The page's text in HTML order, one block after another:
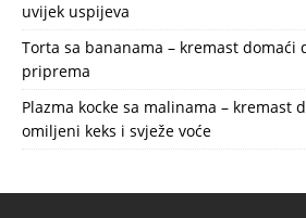
uvijek uspijeva
Torta sa bananama – kremast domaći
priprema
Plazma kocke sa malinama – kremast
omiljeni keks i svježe voće